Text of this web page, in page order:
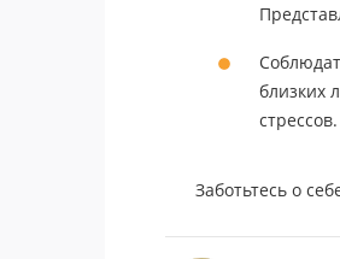
близких
стрессов.
Заботьтесь о